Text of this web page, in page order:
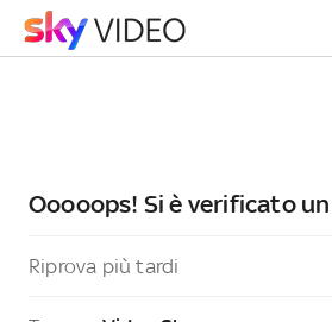
Ooooops! Si è verificato
Riprova più tardi